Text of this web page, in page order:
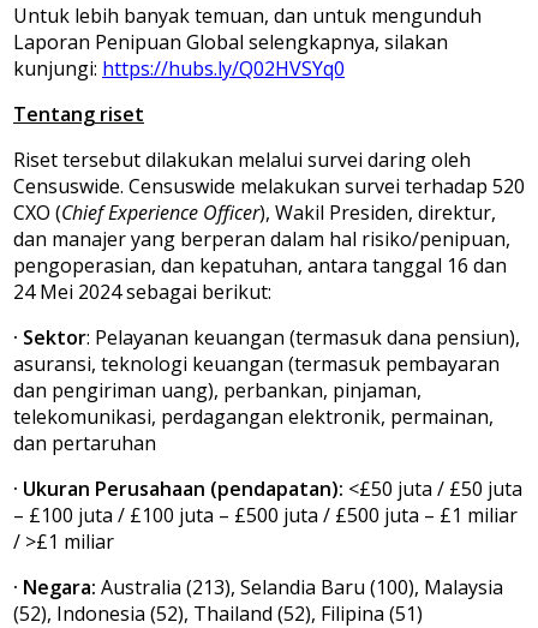
Untuk lebih banyak temuan, dan untuk mengunduh
Laporan Penipuan Global selengkapnya, silakan
kunjungi: https://hubs.ly/Q02HVSYq0
Tentang riset
Riset tersebut dilakukan melalui survei daring oleh
Censuswide. Censuswide melakukan survei terhadap 520
CXO (Chief Experience Officer), Wakil Presiden, direktur,
dan manajer yang berperan dalam hal risiko/penipuan,
pengoperasian, dan kepatuhan, antara tanggal 16 dan
24 Mei 2024 sebagai berikut:
· Sektor: Pelayanan keuangan (termasuk dana pensiun),
asuransi, teknologi keuangan (termasuk pembayaran
dan pengiriman uang), perbankan, pinjaman,
telekomunikasi, perdagangan elektronik, permainan,
dan pertaruhan
· Ukuran Perusahaan (pendapatan): <£50 juta / £50 juta
– £100 juta / £100 juta – £500 juta / £500 juta – £1 miliar
/ >£1 miliar
· Negara: Australia (213), Selandia Baru (100), Malaysia
(52), Indonesia (52), Thailand (52), Filipina (51)